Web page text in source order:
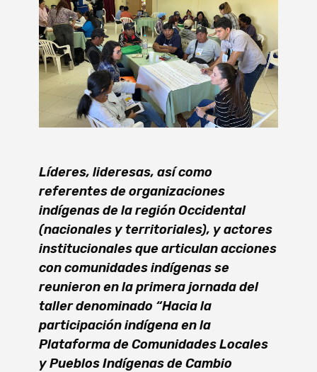
Líderes, lideresas, así como
referentes de organizaciones
indígenas de la región Occidental
(nacionales y territoriales), y actores
institucionales que articulan acciones
con comunidades indígenas se
reunieron en la primera jornada del
taller denominado “Hacia la
participación indígena en la
Plataforma de Comunidades Locales
y Pueblos Indígenas de Cambio